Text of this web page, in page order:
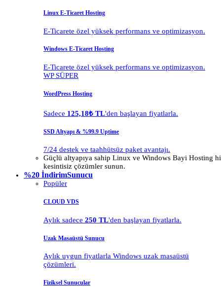
Linux E-Ticaret Hosting
E-Ticarete özel yüksek performans ve optimizasyon.
Windows E-Ticaret Hosting
E-Ticarete özel yüksek performans ve optimizasyon.
WP SÜPER
WordPress Hosting
Sadece 125,18₺ TL'den başlayan fiyatlarla.
SSD Altyapı & %99.9 Uptime
7/24 destek ve taahhütsüz paket avantajı.
Güçlü altyapıya sahip Linux ve Windows Bayi Hosting
kesintisiz çözümler sunun.
%20 İndirimSunucu
Popüler
CLOUD VDS
Aylık sadece 250 TL'den başlayan fiyatlarla.
Uzak Masaüstü Sunucu
Aylık uygun fiyatlarla Windows uzak masaüstü
çözümleri.
Fiziksel Sunucular